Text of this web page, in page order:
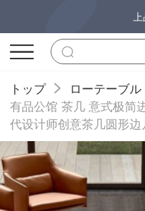
トップ
ローテーブル
有品公馆 茶几 意式极简
代设计师创意茶几圆形